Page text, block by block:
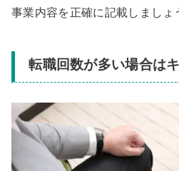
事業内容を正確に記載しましょ
転職回数が多い場合は